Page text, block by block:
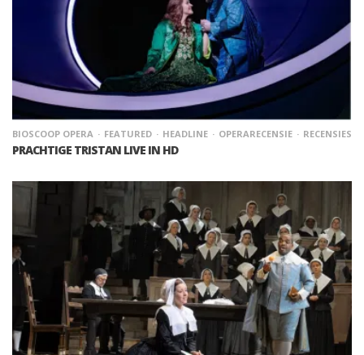
BIOSCOOP OPERA FEATURED HEADLINE OPERARECENSIE RECENSIES
PRACHTIGE TRISTAN LIVE IN HD